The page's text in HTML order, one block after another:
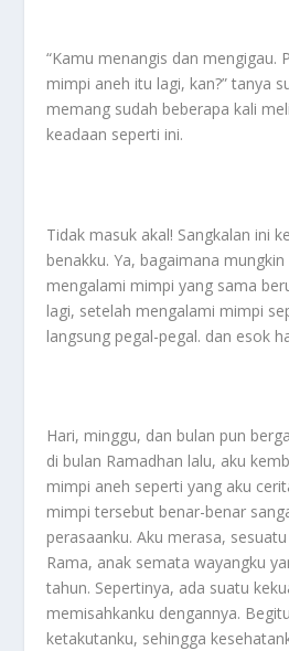
“Kamu menangis dan mengigau.
mimpi aneh itu lagi, kan?” tanya
memang sudah beberapa kali
keadaan seperti ini.
Tidak masuk akal! Sangkalan ini
benakku. Ya, bagaimana
mengalami mimpi yang sama
lagi, setelah mengalami mimpi
langsung pegal-pegal. dan esok
Hari, minggu, dan bulan pun
di bulan Ramadhan lalu, aku
mimpi aneh seperti yang aku
mimpi tersebut benar-benar
perasaanku. Aku merasa,
Rama, anak semata wayangku
tahun. Sepertinya, ada suatu
memisahkanku dengannya.
ketakutanku, sehingga